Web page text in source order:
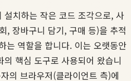
설치하는 작은 코드 조각으로, 사
, 장바구니 담기, 구매 등)을 추적
는 역할을 합니다. 이는 오랫동안
의 핵심 도구로 사용되어 왔습니
의 브라우저(클라이언트 측)에